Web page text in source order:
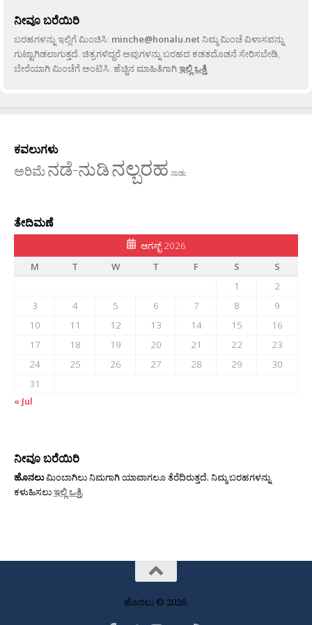
ನೀವೂ ಬರೆಯಿರಿ
ಬರಹಗಳನ್ನು ಇಲ್ಲಿಗೆ ಮಿಂಚಿಸಿ: minche@honalu.netನಿಮ್ಮ ಮಿಂಚೆ ವಿಳಾಸವನ್ನು
ಗುಟ್ಟಾಗಿಡಲಾಗುತ್ತದೆ. ಚಿತ್ರಗಳಿದ್ದರೆ ಅವುಗಳನ್ನು ಬರಹದ ಕಡತದೊಡನೆ ಸೇರಿಸಬೇಡಿ,
ಬೇರೆಯಾಗಿ ಮಿಂಚೆಗೆ ಅಂಟಿಸಿ. ಹೆಚ್ಚಿನ ಮಾಹಿತಿಗಾಗಿಇಲ್ಲಿ ಒತ್ತಿ.
ಕವಲುಗಳು
ಅರಿಮೆನಡೆ-ನುಡಿನಲ್ಬರಹ ನಾಡು
ತೇದಿಮಣೆ
ಆಗಸ್ಟ್ 2026
M
T W T F S
S
1
2
3
4 5 6 7 8
9
10
11 12 13 14 15
16
17
18 19 20 21 22
23
24
25 26 27 28 29
30
31
« Jul
ನೀವೂ ಬರೆಯಿರಿ
ಹೊನಲುಮಿಂಬಾಗಿಲು ನಿಮಗಾಗಿ ಯಾವಾಗಲೂ ತೆರೆದಿರುತ್ತದೆ. ನಿಮ್ಮ ಬರಹಗಳನ್ನು
ಕಳುಹಿಸಲುಇಲ್ಲಿ ಒತ್ತಿ.
ಹೊನಲು © 2026.